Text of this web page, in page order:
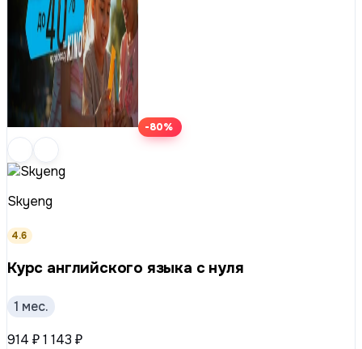
-80%
Skyeng
4.6
Курс английского языка с нуля
1 мес.
914 ₽1 143 ₽